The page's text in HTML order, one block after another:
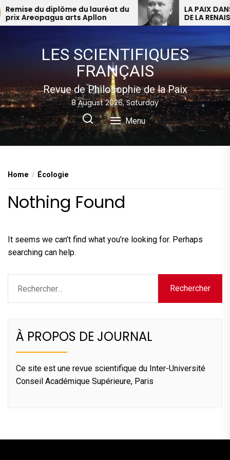
Skip
to
du diplôme du lauréat du
Areopagus arts Apllon
LA PAIX DANS
LES SCIENTIFIQUES
FRANÇAIS
Revue de Philosophie de la Paix
8 August 2026, Saturday
Menu
Home Écologie
Nothing Found
It seems we can’t find what you’re looking for. Perhaps
searching can help.
À PROPOS DE JOURNAL
Ce site est une revue scientifique du Inter-Université
Conseil Académique Supérieure, Paris